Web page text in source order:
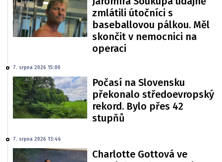
zmlátili útočníci s
baseballovou pálkou. Měl
skončit v nemocnici na
operaci
7. srpna 2026 15:00
Počasí na Slovensku
překonalo středoevropský
rekord. Bylo přes 42
stupňů
7. srpna 2026 13:46
Charlotte Gottová ve